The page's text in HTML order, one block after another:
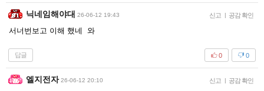
닉네임해야대 26-06-12 19:43 신고 | 공감 확인
서너번보고 이해 했네 와
답글 0
0
엘지전자 26-06-12 20:10 신고 | 공감 확인